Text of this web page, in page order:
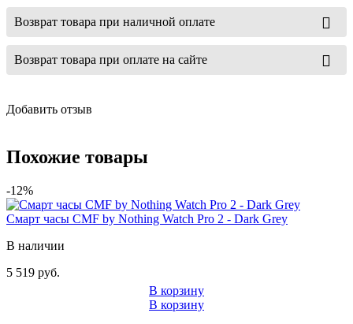
Возврат товара при наличной оплате
Возврат товара при оплате на сайте
Добавить отзыв
Похожие товары
-12%
Смарт часы CMF by Nothing Watch Pro 2 - Dark Grey
В наличии
5 519 руб.
В корзину
В корзину